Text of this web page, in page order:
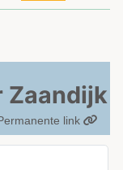
Zaandijk
link